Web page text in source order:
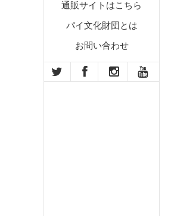
通販サイトはこちら
パイ文化財団とは
お問い合わせ